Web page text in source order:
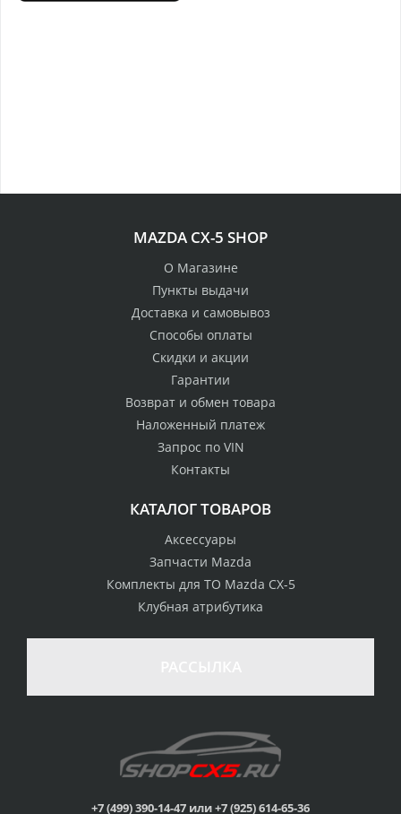
стоимости
товаром
Гарантия качества
Вы можете выбрать
наиболее удобный
для Вас
Профессиональная
консультация
мы знаем о Mazda CX-
MAZDA CX-5 SHOP
О Магазине
Пункты выдачи
Доставка и самовывоз
Способы оплаты
Скидки и акции
Гарантии
Возврат и обмен товара
Наложенный платеж
Запрос по VIN
Контакты
КАТАЛОГ ТОВАРОВ
Аксессуары
Запчасти Mazda
Комплекты для ТО Mazda CX-5
Клубная атрибутика
+7 (499) 390-14-47 или +7 (925) 614-65-36